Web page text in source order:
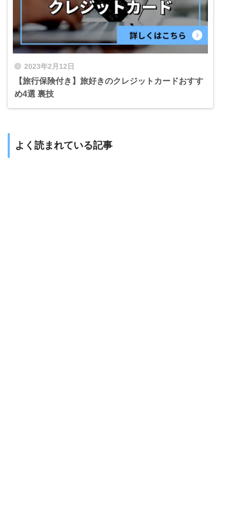
2023年2月12日
【旅行保険付き】旅好きのクレジットカードおすす
め4選 裏技
よく読まれている記事